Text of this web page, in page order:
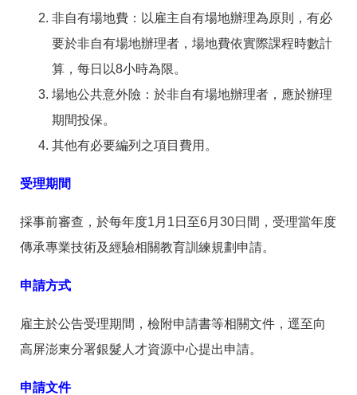
非自有場地費：以雇主自有場地辦理為原則，有必
要於非自有場地辦理者，場地費依實際課程時數計
算，每日以8小時為限。
場地公共意外險：於非自有場地辦理者，應於辦理
期間投保。
其他有必要編列之項目費用。
受理期間
採事前審查，於每年度1月1日至6月30日間，受理當年度
傳承專業技術及經驗相關教育訓練規劃申請。
申請方式
雇主於公告受理期間，檢附申請書等相關文件，逕至向
高屏澎東分署銀髮人才資源中心提出申請。
申請文件